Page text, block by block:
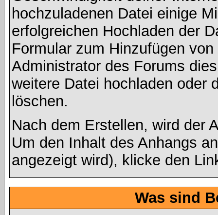
hochzuladenen Datei einige
erfolgreichen Hochladen der
Formular zum Hinzufügen
Administrator des Forums
weitere Datei hochladen oder
löschen.
Nach dem Erstellen, wird der
Um den Inhalt des Anhangs
angezeigt wird), klicke den
Was sind